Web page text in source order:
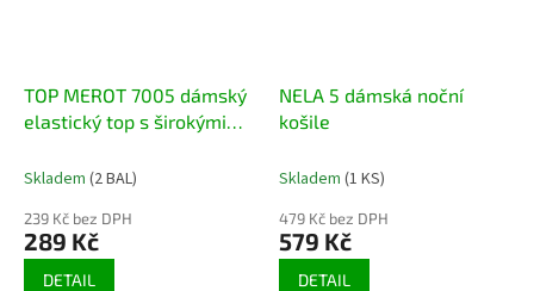
TOP MEROT 7005 dámský
elastický top s širokými
Skladem (2 BAL)
239 Kč bez DPH
289 Kč
DETAIL
NELA 5 dámská noční
košile
Skladem (1 KS)
479 Kč bez DPH
579 Kč
DETAIL